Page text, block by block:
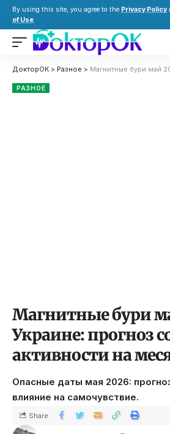
By using this site, you agree to the Privacy Policy
of Use.
ДокторОК > Разное > Магнитные бури май 2026 в Украине:
РАЗНОЕ
Магнитные бури
Украине: прогноз
активности на
Опасные даты мая 2026:
влияние на самочувствие.
Share